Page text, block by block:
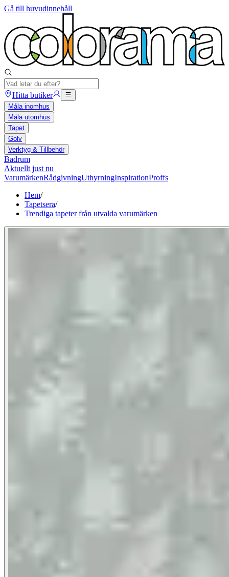
Gå till huvudinnehåll
Hitta butiker
Måla inomhus
Måla utomhus
Tapet
Golv
Verktyg & Tillbehör
Badrum
Aktuellt just nu
VarumärkenRådgivningUthyrningInspirationProffs
Hem/
Tapetsera/
Trendiga tapeter från utvalda varumärken